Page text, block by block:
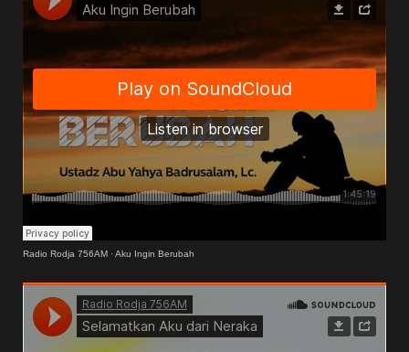
Radio Rodja 756AM ·Aku Ingin Berubah